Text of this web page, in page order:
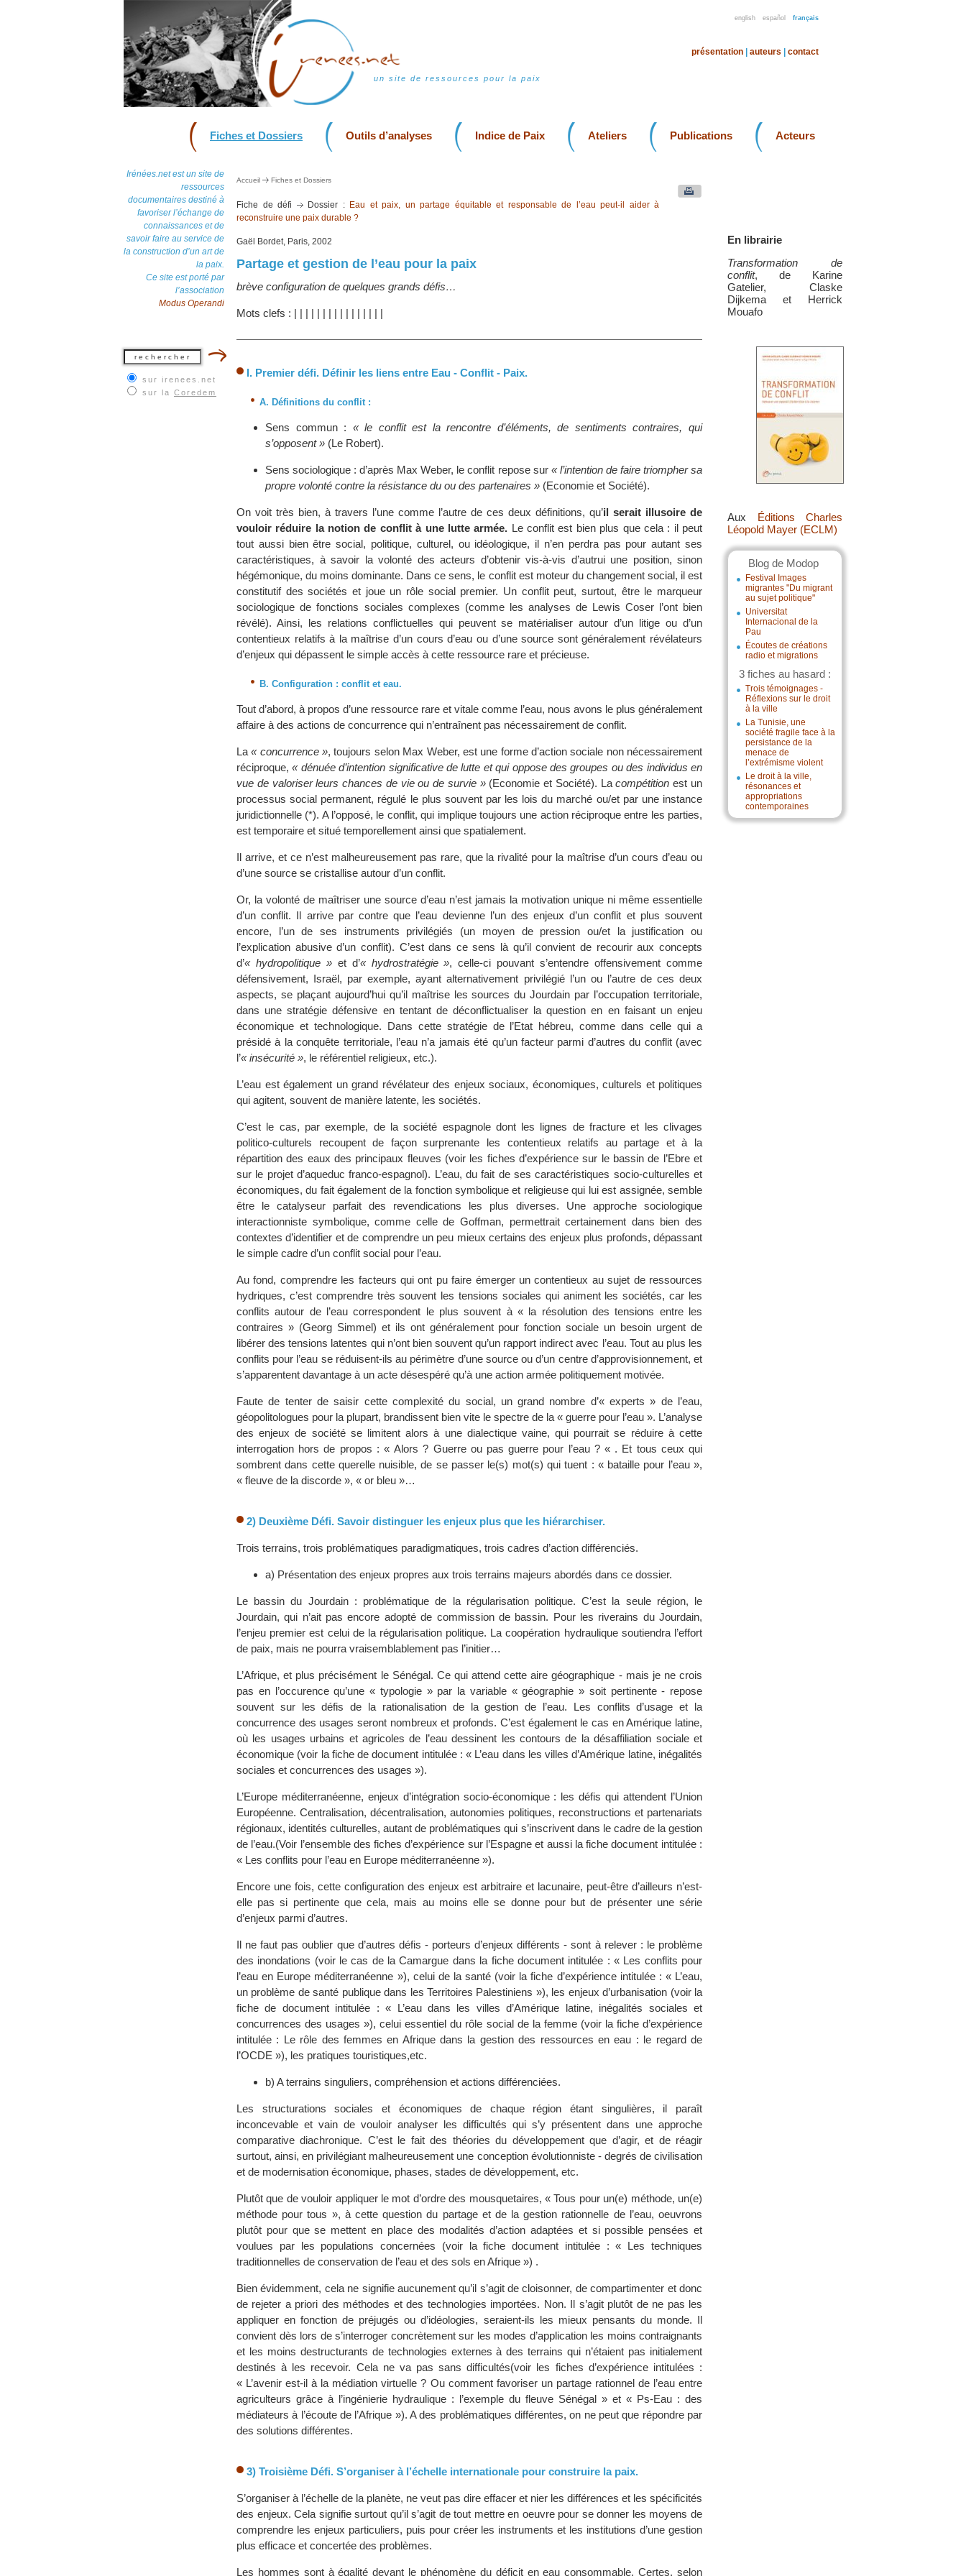
english español français
un site de ressources pour la paix
présentation auteurs contact
Fiches et Dossiers Outils d’analyses Indice de Paix Ateliers Publications Acteurs
Irénées.net est un site de
ressources
documentaires destiné à
favoriser l’échange de
connaissances et de
savoir faire au service de
la construction d’un art de
la paix.
Ce site est porté par
l’association
Modus Operandi
sur irenees.net
sur la Coredem
En librairie
Transformation de
conflit, de Karine
Gatelier, Claske
Dijkema et Herrick
Mouafo
Aux Éditions Charles
Léopold Mayer (ECLM)
Blog de Modop
Festival Images
migrantes "Du migrant
au sujet politique"
Universitat
Internacional de la
Pau
Écoutes de créations
radio et migrations
3 fiches au hasard :
Trois témoignages -
Réflexions sur le droit
à la ville
La Tunisie, une
société fragile face à la
persistance de la
menace de
l’extrémisme violent
Le droit à la ville,
résonances et
appropriations
contemporaines
Accueil Fiches et Dossiers
Fiche de défi Dossier : Eau et paix, un partage équitable et responsable de l’eau peut-il aider à
reconstruire une paix durable ?
Gaël Bordet, Paris, 2002
Partage et gestion de l’eau pour la paix
brève configuration de quelques grands défis…
Mots clefs : | | | | | | | | | | | | | | | |
I. Premier défi. Définir les liens entre Eau - Conflit - Paix.
A. Définitions du conflit :
Sens commun : « le conflit est la rencontre d’éléments, de sentiments contraires, qui
s’opposent » (Le Robert).
Sens sociologique : d’après Max Weber, le conflit repose sur « l’intention de faire triompher sa
propre volonté contre la résistance du ou des partenaires » (Economie et Société).
On voit très bien, à travers l’une comme l’autre de ces deux définitions, qu’il serait illusoire de
vouloir réduire la notion de conflit à une lutte armée. Le conflit est bien plus que cela : il peut
tout aussi bien être social, politique, culturel, ou idéologique, il n’en perdra pas pour autant ses
caractéristiques, à savoir la volonté des acteurs d’obtenir vis-à-vis d’autrui une position, sinon
hégémonique, du moins dominante. Dans ce sens, le conflit est moteur du changement social, il est
constitutif des sociétés et joue un rôle social premier. Un conflit peut, surtout, être le marqueur
sociologique de fonctions sociales complexes (comme les analyses de Lewis Coser l’ont bien
révélé). Ainsi, les relations conflictuelles qui peuvent se matérialiser autour d’un litige ou d’un
contentieux relatifs à la maîtrise d’un cours d’eau ou d’une source sont généralement révélateurs
d’enjeux qui dépassent le simple accès à cette ressource rare et précieuse.
B. Configuration : conflit et eau.
Tout d’abord, à propos d’une ressource rare et vitale comme l’eau, nous avons le plus généralement
affaire à des actions de concurrence qui n’entraînent pas nécessairement de conflit.
La« concurrence », toujours selon Max Weber, est une forme d’action sociale non nécessairement
réciproque,« dénuée d’intention significative de lutte et qui oppose des groupes ou des individus en
vue de valoriser leurs chances de vie ou de survie »(Economie et Société). Lacompétition est un
processus social permanent, régulé le plus souvent par les lois du marché ou/et par une instance
juridictionnelle (*). A l’opposé, le conflit, qui implique toujours une action réciproque entre les parties,
est temporaire et situé temporellement ainsi que spatialement.
Il arrive, et ce n’est malheureusement pas rare, que la rivalité pour la maîtrise d’un cours d’eau ou
d’une source se cristallise autour d’un conflit.
Or, la volonté de maîtriser une source d’eau n’est jamais la motivation unique ni même essentielle
d’un conflit. Il arrive par contre que l’eau devienne l’un des enjeux d’un conflit et plus souvent
encore, l’un de ses instruments privilégiés (un moyen de pression ou/et la justification ou
l’explication abusive d’un conflit). C’est dans ce sens là qu’il convient de recourir aux concepts
d’« hydropolitique »et d’« hydrostratégie », celle-ci pouvant s’entendre offensivement comme
défensivement, Israël, par exemple, ayant alternativement privilégié l’un ou l’autre de ces deux
aspects, se plaçant aujourd’hui qu’il maîtrise les sources du Jourdain par l’occupation territoriale,
dans une stratégie défensive en tentant de déconflictualiser la question en en faisant un enjeu
économique et technologique. Dans cette stratégie de l’Etat hébreu, comme dans celle qui a
présidé à la conquête territoriale, l’eau n’a jamais été qu’un facteur parmi d’autres du conflit (avec
l’« insécurité », le référentiel religieux, etc.).
L’eau est également un grand révélateur des enjeux sociaux, économiques, culturels et politiques
qui agitent, souvent de manière latente, les sociétés.
C’est le cas, par exemple, de la société espagnole dont les lignes de fracture et les clivages
politico-culturels recoupent de façon surprenante les contentieux relatifs au partage et à la
répartition des eaux des principaux fleuves (voir les fiches d’expérience sur le bassin de l’Ebre et
sur le projet d’aqueduc franco-espagnol). L’eau, du fait de ses caractéristiques socio-culturelles et
économiques, du fait également de la fonction symbolique et religieuse qui lui est assignée, semble
être le catalyseur parfait des revendications les plus diverses. Une approche sociologique
interactionniste symbolique, comme celle de Goffman, permettrait certainement dans bien des
contextes d’identifier et de comprendre un peu mieux certains des enjeux plus profonds, dépassant
le simple cadre d’un conflit social pour l’eau.
Au fond, comprendre les facteurs qui ont pu faire émerger un contentieux au sujet de ressources
hydriques, c’est comprendre très souvent les tensions sociales qui animent les sociétés, car les
conflits autour de l’eau correspondent le plus souvent à « la résolution des tensions entre les
contraires » (Georg Simmel) et ils ont généralement pour fonction sociale un besoin urgent de
libérer des tensions latentes qui n’ont bien souvent qu’un rapport indirect avec l’eau. Tout au plus les
conflits pour l’eau se réduisent-ils au périmètre d’une source ou d’un centre d’approvisionnement, et
s’apparentent davantage à un acte désespéré qu’à une action armée politiquement motivée.
Faute de tenter de saisir cette complexité du social, un grand nombre d’« experts » de l’eau,
géopolitologues pour la plupart, brandissent bien vite le spectre de la « guerre pour l’eau ». L’analyse
des enjeux de société se limitent alors à une dialectique vaine, qui pourrait se réduire à cette
interrogation hors de propos : « Alors ? Guerre ou pas guerre pour l’eau ? « . Et tous ceux qui
sombrent dans cette querelle nuisible, de se passer le(s) mot(s) qui tuent : « bataille pour l’eau »,
« fleuve de la discorde », « or bleu »…
2) Deuxième Défi. Savoir distinguer les enjeux plus que les hiérarchiser.
Trois terrains, trois problématiques paradigmatiques, trois cadres d’action différenciés.
a) Présentation des enjeux propres aux trois terrains majeurs abordés dans ce dossier.
Le bassin du Jourdain : problématique de la régularisation politique. C’est la seule région, le
Jourdain, qui n’ait pas encore adopté de commission de bassin. Pour les riverains du Jourdain,
l’enjeu premier est celui de la régularisation politique. La coopération hydraulique soutiendra l’effort
de paix, mais ne pourra vraisemblablement pas l’initier…
L’Afrique, et plus précisément le Sénégal. Ce qui attend cette aire géographique - mais je ne crois
pas en l’occurence qu’une « typologie » par la variable « géographie » soit pertinente - repose
souvent sur les défis de la rationalisation de la gestion de l’eau. Les conflits d’usage et la
concurrence des usages seront nombreux et profonds. C’est également le cas en Amérique latine,
où les usages urbains et agricoles de l’eau dessinent les contours de la désaffiliation sociale et
économique (voir la fiche de document intitulée : « L’eau dans les villes d’Amérique latine, inégalités
sociales et concurrences des usages »).
L’Europe méditerranéenne, enjeux d’intégration socio-économique : les défis qui attendent l’Union
Européenne. Centralisation, décentralisation, autonomies politiques, reconstructions et partenariats
régionaux, identités culturelles, autant de problématiques qui s’inscrivent dans le cadre de la gestion
de l’eau.(Voir l’ensemble des fiches d’expérience sur l’Espagne et aussi la fiche document intitulée :
« Les conflits pour l’eau en Europe méditerranéenne »).
Encore une fois, cette configuration des enjeux est arbitraire et lacunaire, peut-être d’ailleurs n’est-
elle pas si pertinente que cela, mais au moins elle se donne pour but de présenter une série
d’enjeux parmi d’autres.
Il ne faut pas oublier que d’autres défis - porteurs d’enjeux différents - sont à relever : le problème
des inondations (voir le cas de la Camargue dans la fiche document intitulée : « Les conflits pour
l’eau en Europe méditerranéenne »), celui de la santé (voir la fiche d’expérience intitulée : « L’eau,
un problème de santé publique dans les Territoires Palestiniens »), les enjeux d’urbanisation (voir la
fiche de document intitulée : « L’eau dans les villes d’Amérique latine, inégalités sociales et
concurrences des usages »), celui essentiel du rôle social de la femme (voir la fiche d’expérience
intitulée : Le rôle des femmes en Afrique dans la gestion des ressources en eau : le regard de
l’OCDE »), les pratiques touristiques,etc.
b) A terrains singuliers, compréhension et actions différenciées.
Les structurations sociales et économiques de chaque région étant singulières, il paraît
inconcevable et vain de vouloir analyser les difficultés qui s’y présentent dans une approche
comparative diachronique. C’est le fait des théories du développement que d’agir, et de réagir
surtout, ainsi, en privilégiant malheureusement une conception évolutionniste - degrés de civilisation
et de modernisation économique, phases, stades de développement, etc.
Plutôt que de vouloir appliquer le mot d’ordre des mousquetaires, « Tous pour un(e) méthode, un(e)
méthode pour tous », à cette question du partage et de la gestion rationnelle de l’eau, oeuvrons
plutôt pour que se mettent en place des modalités d’action adaptées et si possible pensées et
voulues par les populations concernées (voir la fiche document intitulée : « Les techniques
traditionnelles de conservation de l’eau et des sols en Afrique ») .
Bien évidemment, cela ne signifie aucunement qu’il s’agit de cloisonner, de compartimenter et donc
de rejeter a priori des méthodes et des technologies importées. Non. Il s’agit plutôt de ne pas les
appliquer en fonction de préjugés ou d’idéologies, seraient-ils les mieux pensants du monde. Il
convient dès lors de s’interroger concrètement sur les modes d’application les moins contraignants
et les moins destructurants de technologies externes à des terrains qui n’étaient pas initialement
destinés à les recevoir. Cela ne va pas sans difficultés(voir les fiches d’expérience intitulées :
« L’avenir est-il à la médiation virtuelle ? Ou comment favoriser un partage rationnel de l’eau entre
agriculteurs grâce à l’ingénierie hydraulique : l’exemple du fleuve Sénégal » et « Ps-Eau : des
médiateurs à l’écoute de l’Afrique »). A des problématiques différentes, on ne peut que répondre par
des solutions différentes.
3) Troisième Défi. S’organiser à l’échelle internationale pour construire la paix.
S’organiser à l’échelle de la planète, ne veut pas dire effacer et nier les différences et les spécificités
des enjeux. Cela signifie surtout qu’il s’agit de tout mettre en oeuvre pour se donner les moyens de
comprendre les enjeux particuliers, puis pour créer les instruments et les institutions d’une gestion
plus efficace et concertée des problèmes.
Les hommes sont à égalité devant le phénomène du déficit en eau consommable. Certes, selon